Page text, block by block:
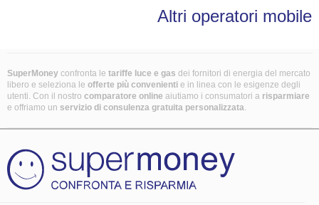
Altri operatori mobile
SuperMoney confronta le tariffe luce e gas dei fornitori di energia del mercato
libero e seleziona le offerte più convenienti e in linea con le esigenze degli
utenti. Con il nostro comparatore online aiutiamo i consumatori a risparmiare
e offriamo un servizio di consulenza gratuita personalizzata.